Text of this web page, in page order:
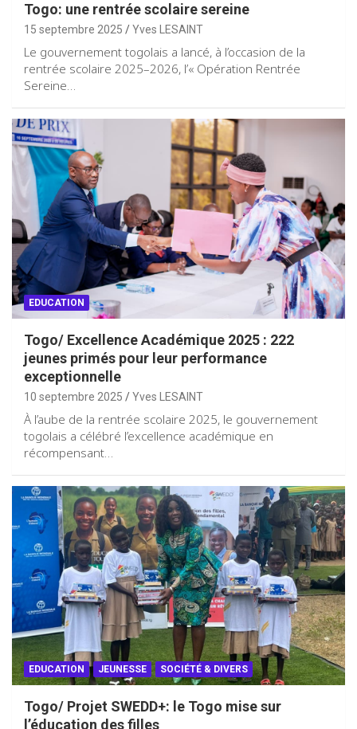
Togo: une rentrée scolaire sereine
15 septembre 2025 Yves LESAINT
Le gouvernement togolais a lancé, à l’occasion de la
rentrée scolaire 2025–2026, l’« Opération Rentrée
Sereine…
EDUCATION
Togo/ Excellence Académique 2025 : 222
jeunes primés pour leur performance
exceptionnelle
10 septembre 2025 Yves LESAINT
À l’aube de la rentrée scolaire 2025, le gouvernement
togolais a célébré l’excellence académique en
récompensant…
EDUCATION JEUNESSE SOCIÉTÉ & DIVERS
Togo/ Projet SWEDD+: le Togo mise sur
l’éducation des filles